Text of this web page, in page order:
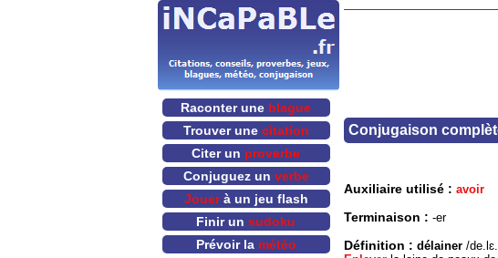
Conjugaison
Auxiliaire utilisé : avoir
Terminaison : -er
Définition : délainer/
Raconter une blague
Trouver une citation
Citer un proverbe
Conjuguez un verbe
Jouerà un jeu flash
Finir un sudoku
Prévoir la météo